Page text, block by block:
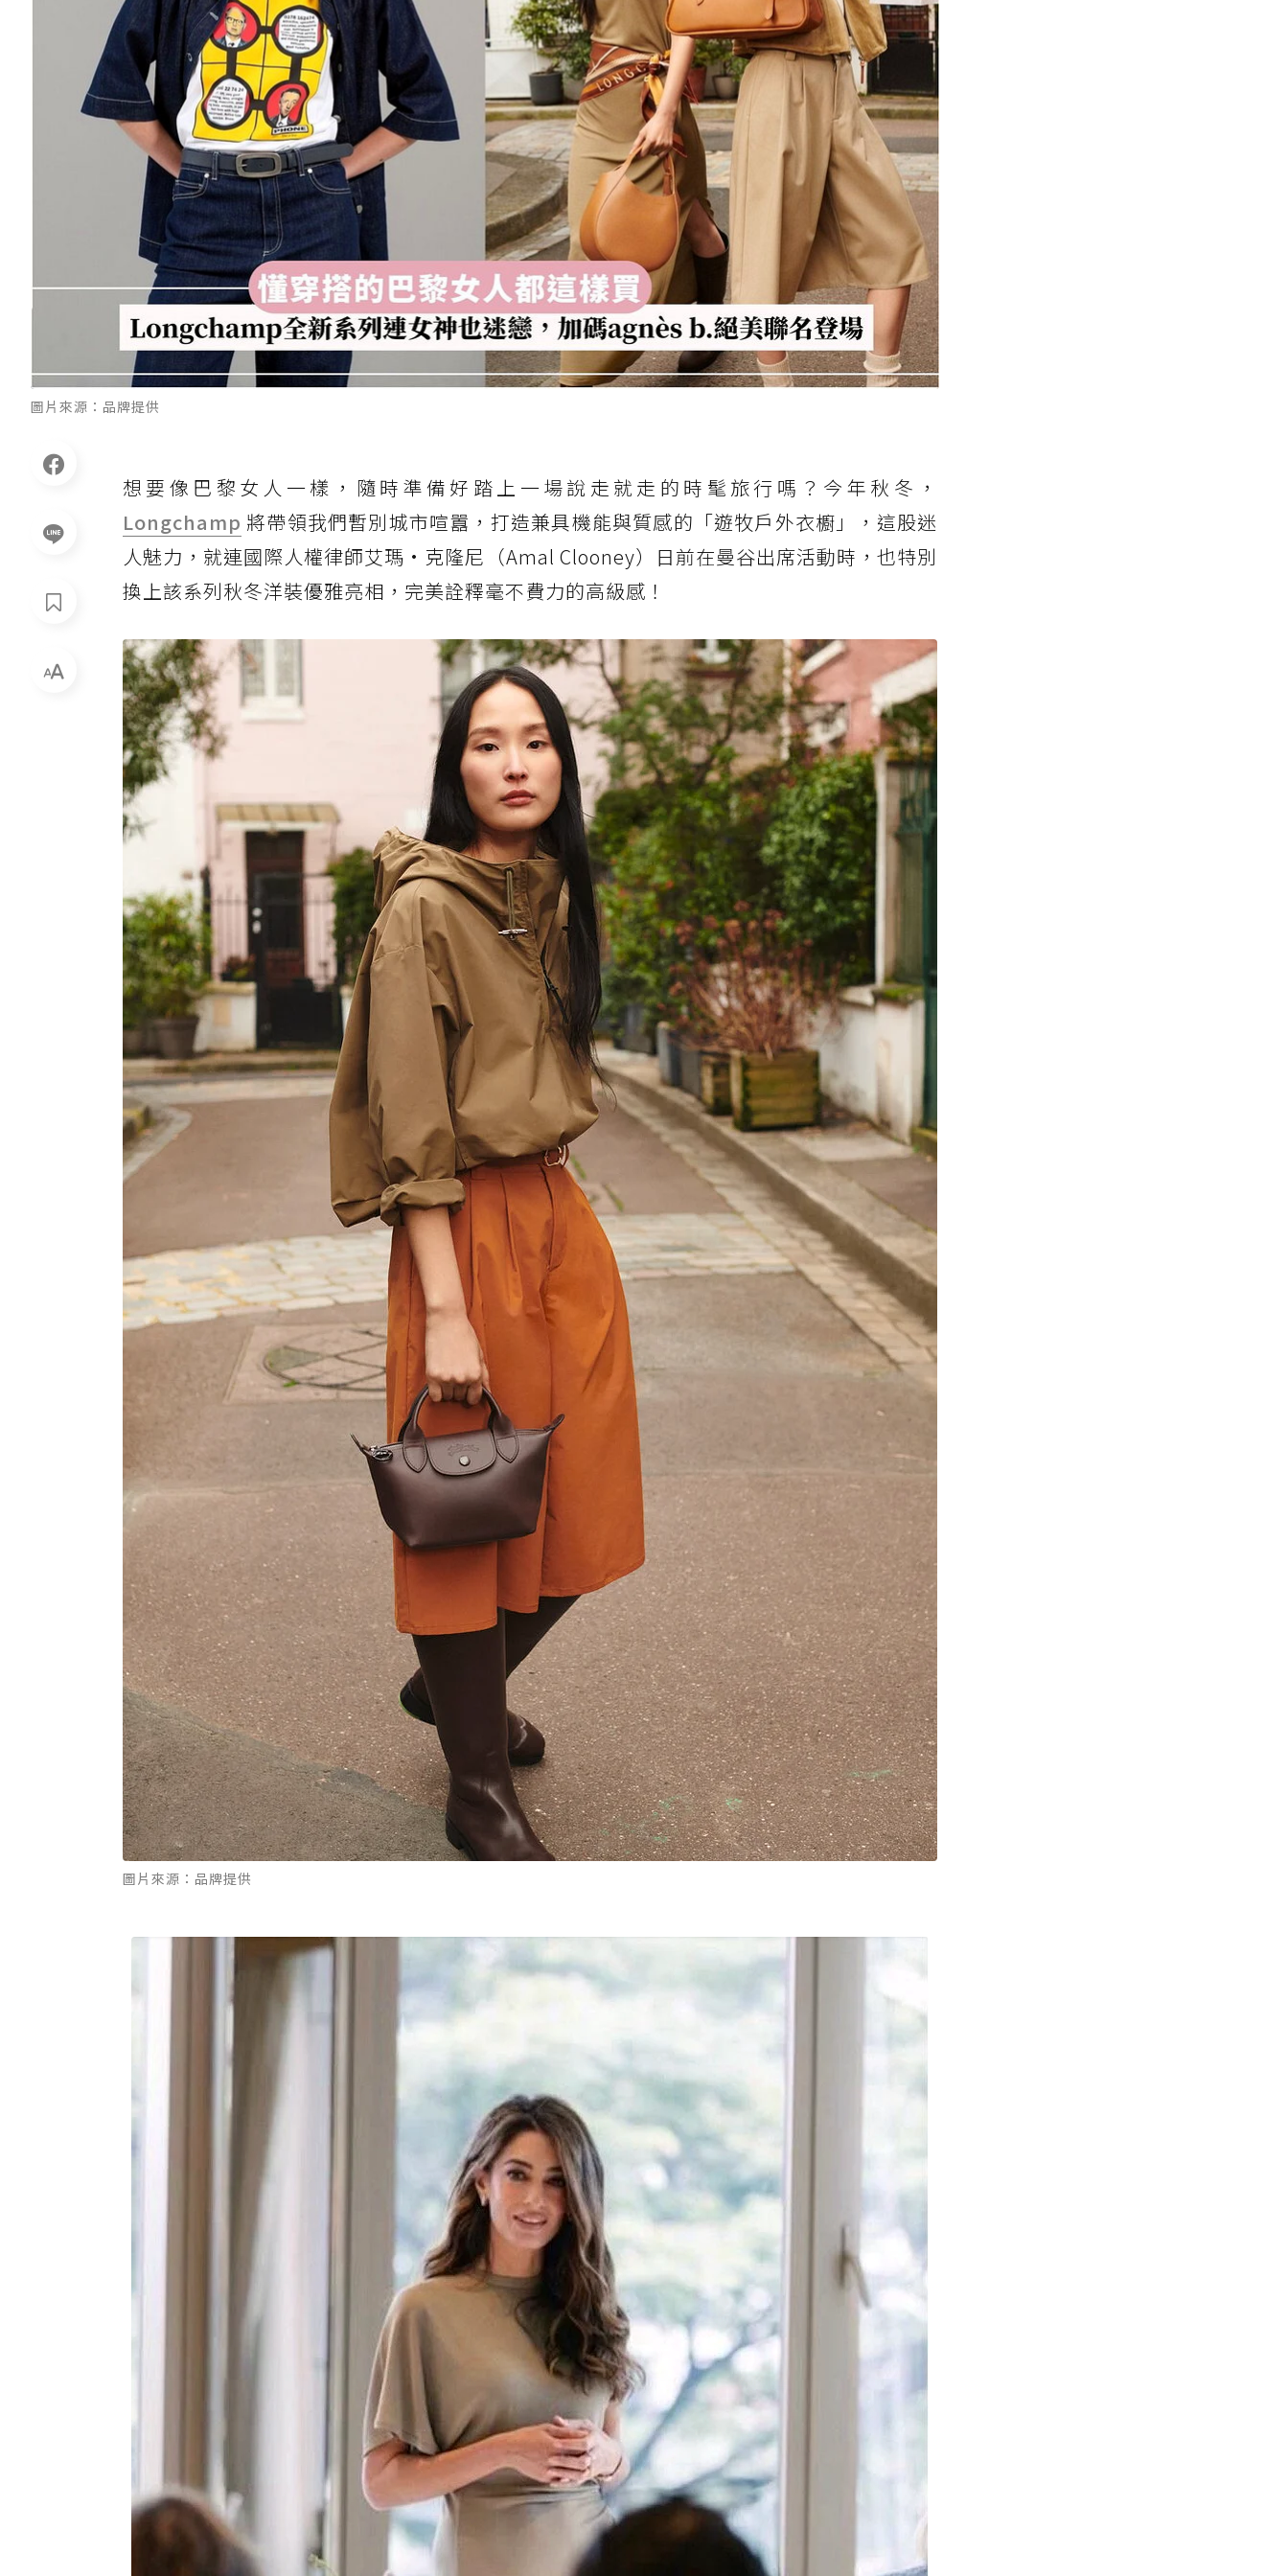
圖片來源：品牌提供
想要像巴黎女人一樣，隨時準備好踏上一場說走就走的時髦旅行嗎？今年秋冬，
Longchamp 將帶領我們暫別城市喧囂，打造兼具機能與質感的「遊牧戶外衣櫥」，這股迷
人魅力，就連國際人權律師艾瑪·克隆尼（Amal Clooney）日前在曼谷出席活動時，也特別
換上該系列秋冬洋裝優雅亮相，完美詮釋毫不費力的高級感！
圖片來源：品牌提供